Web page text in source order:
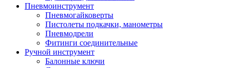
Пневмоинструмент
Пневмогайковерты
Пистолеты подкачки, манометры
Пневмодрели
Фитинги соединительные
Ручной инструмент
Балонные ключи